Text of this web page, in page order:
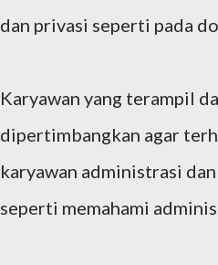
dan privasi seperti pada
Karyawan yang terampil
dipertimbangkan agar
karyawan administrasi
seperti memahami